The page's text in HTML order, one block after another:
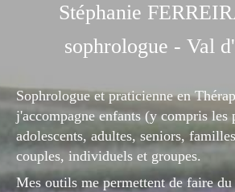
Stéphanie
sophrologue - Val
Sophrologue et praticienne en
j'accompagne enfants (y compris les
adolescents, adultes, seniors,
couples, individuels et groupes.
Mes outils me permettent de faire du